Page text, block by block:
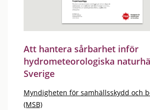
Att hantera sårbarhet inför
hydrometeorologiska
Sverige
Myndigheten för samhällsskydd och
(MSB)